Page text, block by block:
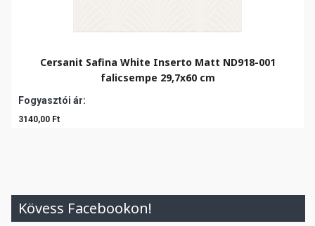
Cersanit Safina White Inserto Matt ND918-001
falicsempe 29,7x60 cm
Fogyasztói ár:
3140,00 Ft
Kövess Facebookon!